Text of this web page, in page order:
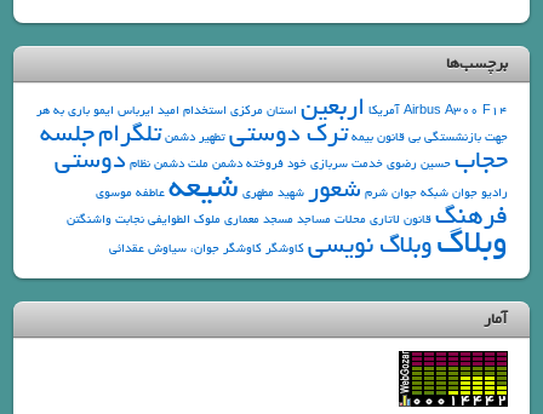
برچسب‌ها
Airbus A300 F14 آمریکا اربعین استان مرکزی استخدام امید ایرباس ایمو باری به هر
جهت بازنشستگی بی قانون بیمه ترک دوستی تطهیر دشمن تلگرامجلسه
حجاب حسین رضوی خدمت سربازی خود فروخته دشمن ملت دشمن نظام دوستی
رادیو جوان شبکه جوان شرم شعور شهید مطهری شیعه عاطفه موسوی
فرهنگ قانون لاتاری محلات مساجد مسجد معماری ملوک الطوایفی نجابت واشنگتن وبلاگوبلاگ نویسی کاوشگر کاوشگر جوان، سیاوش عقدائی
آمار